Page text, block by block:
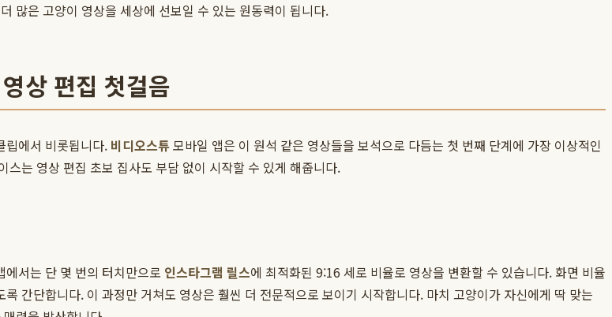
많은 고양이 영상을 세상에 선보일 수 있는 원동력이 됩니다.
상 편집 첫걸음
립에서 비롯됩니다. 비디오스튜모바일 앱은 이 원석 같은 영상들을 보석으로 다듬는 첫 번째 단계에 가장 이상적인
는 영상 편집 초보 집사도 부담 없이 시작할 수 있게 해줍니다.
에서는 단 몇 번의 터치만으로 인스타그램 릴스에 최적화된 9:16 세로 비율로 영상을 변환할 수 있습니다. 화면 비율
간단합니다. 이 과정만 거쳐도 영상은 훨씬 더 전문적으로 보이기 시작합니다. 마치 고양이가 자신에게 딱 맞는